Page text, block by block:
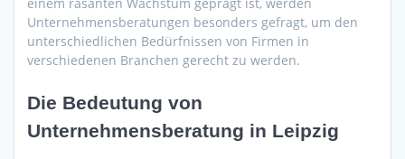
Unternehmensberatungen besonders gefragt, um den
unterschiedlichen Bedürfnissen von Firmen in
verschiedenen Branchen gerecht zu werden.
Die Bedeutung von
Unternehmensberatung in Leipzig